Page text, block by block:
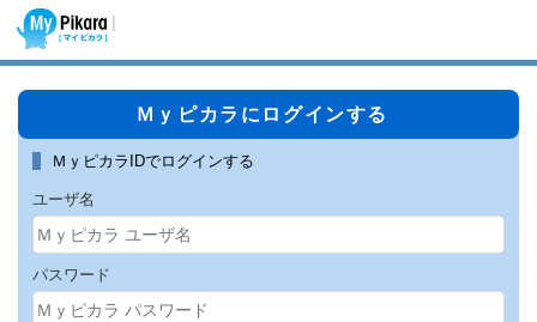
Ｍｙピカラにログインする
ＭｙピカラIDでログインする
ユーザ名
パスワード